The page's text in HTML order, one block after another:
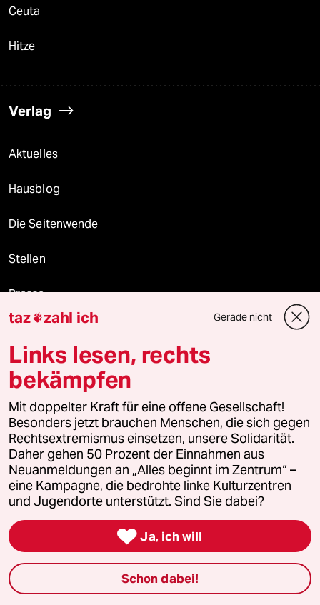
Ceuta
Hitze
Verlag
Aktuelles
Hausblog
Die Seitenwende
Stellen
Presse
Unterstützen
abo
genossenschaft
taz zahl ich
recherchefonds ausland
panterstiftung
panterpreis 2026
taz zahl ich Gerade nicht
Links lesen, rechts
bekämpfen
Mit doppelter Kraft für eine offene Gesellschaft!
Besonders jetzt brauchen Menschen, die sich gegen
Rechtsextremismus einsetzen, unsere Solidarität.
Daher gehen 50 Prozent der Einnahmen aus
Neuanmeldungen an „Alles beginnt im Zentrum“ –
eine Kampagne, die bedrohte linke Kulturzentren
und Jugendorte unterstützt. Sind Sie dabei?
 Ja, ich will
Schon dabei!